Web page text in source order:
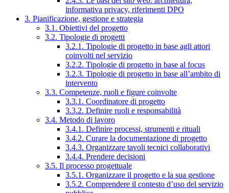
informativa privacy, riferimenti DPO
3. Pianificazione, gestione e strategia
3.1. Obiettivi del progetto
3.2. Tipologie di progetti
3.2.1. Tipologie di progetto in base agli attori
coinvolti nel servizio
3.2.2. Tipologie di progetto in base al focus
3.2.3. Tipologie di progetto in base all’ambito di
intervento
3.3. Competenze, ruoli e figure coinvolte
3.3.1. Coordinatore di progetto
3.3.2. Definire ruoli e responsabilità
3.4. Metodo di lavoro
3.4.1. Definire processi, strumenti e rituali
3.4.2. Curare la documentazione di progetto
3.4.3. Organizzare tavoli tecnici collaborativi
3.4.4. Prendere decisioni
3.5. Il processo progettuale
3.5.1. Organizzare il progetto e la sua gestione
3.5.2. Comprendere il contesto d’uso del servizio